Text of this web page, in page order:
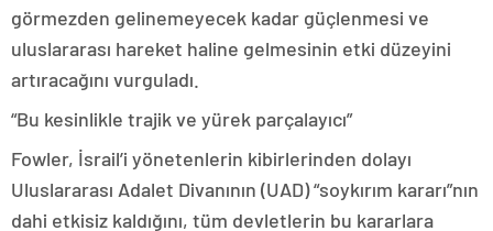
görmezden gelinemeyecek kadar güçlenmesi ve
uluslararası hareket haline gelmesinin etki düzeyini
artıracağını vurguladı.
“Bu kesinlikle trajik ve yürek parçalayıcı”
Fowler, İsrail’i yönetenlerin kibirlerinden dolayı
Uluslararası Adalet Divanının (UAD) “soykırım kararı”nın
dahi etkisiz kaldığını, tüm devletlerin bu kararlara